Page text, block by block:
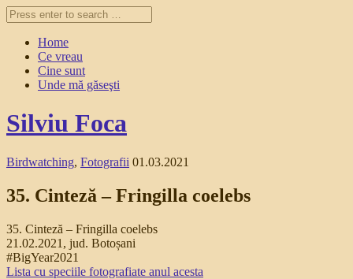
Home
Ce vreau
Cine sunt
Unde mă găseşti
Silviu Foca
Birdwatching, Fotografii 01.03.2021
35. Cinteză – Fringilla coelebs
35. Cinteză – Fringilla coelebs
21.02.2021, jud. Botoșani
#BigYear2021
Lista cu speciile fotografiate anul acesta